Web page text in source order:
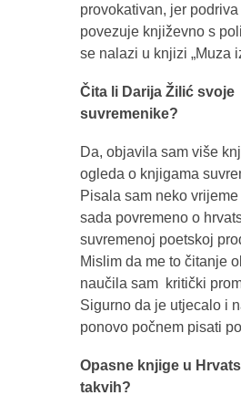
provokativan, jer
povezuje književno s
se nalazi u knjizi „Muza
Čita li Darija Žilić svoje
suvremenike?
Da, objavila sam više
ogleda o knjigama
Pisala sam neko
sada povremeno o
suvremenoj poetskoj
Mislim da me to čitanje
naučila sam kritički
Sigurno da je utjecalo i
ponovo počnem pisati
Opasne knjige u
takvih?